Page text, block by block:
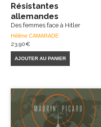
Résistantes
allemandes
Des femmes face à Hitler
Hélène CAMARADE
23,90€
AJOUTER AU PANIER